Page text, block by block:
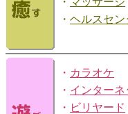
・ ヘルスセン
・ カラオケ
・ インターネ
・ ビリヤード